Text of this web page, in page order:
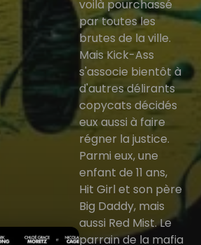
voilà pourchassé
par toutes les
brutes de la ville.
Mais Kick-Ass
s'associe bientôt à
d'autres délirants
copycats décidés
eux aussi à faire
régner la justice.
Parmi eux, une
enfant de 11 ans,
Hit Girl et son père
Big Daddy, mais
aussi Red Mist. Le
parrain de la mafia